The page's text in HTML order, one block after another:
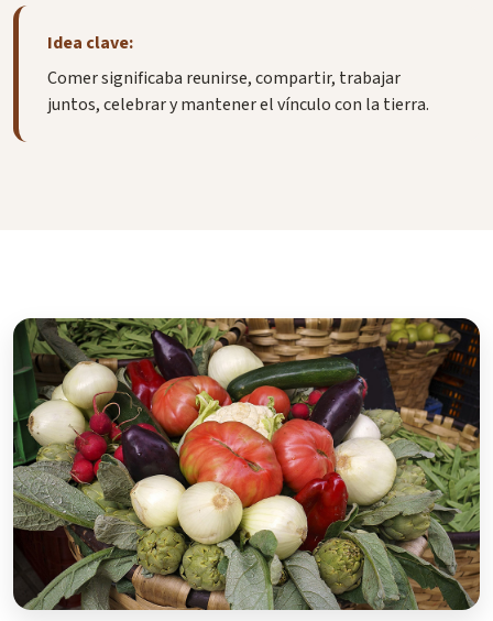
Idea clave:
Comer significaba reunirse, compartir, trabajar
juntos, celebrar y mantener el vínculo con la tierra.